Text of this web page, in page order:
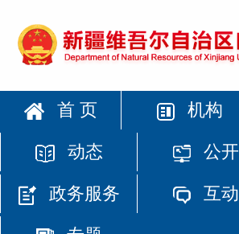
首 页 机构
动态 公开
政务服务 互动